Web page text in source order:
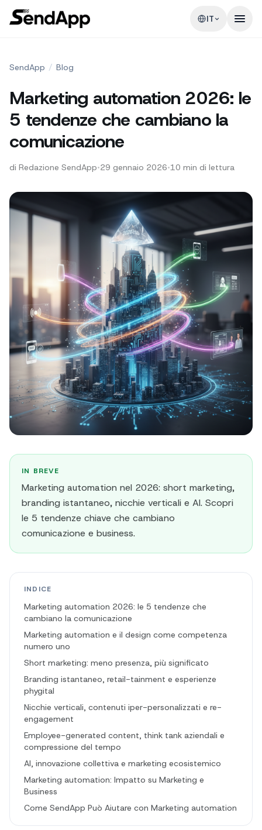
IT
SendApp / Blog
Marketing automation 2026: le
5 tendenze che cambiano la
comunicazione
di Redazione SendApp•29 gennaio 2026•10 min di lettura
IN BREVE
Marketing automation nel 2026: short marketing,
branding istantaneo, nicchie verticali e AI. Scopri
le 5 tendenze chiave che cambiano
comunicazione e business.
INDICE
Marketing automation 2026: le 5 tendenze che
cambiano la comunicazione
Marketing automation e il design come competenza
numero uno
Short marketing: meno presenza, più significato
Branding istantaneo, retail-tainment e esperienze
phygital
Nicchie verticali, contenuti iper-personalizzati e re-
engagement
Employee-generated content, think tank aziendali e
compressione del tempo
AI, innovazione collettiva e marketing ecosistemico
Marketing automation: Impatto su Marketing e
Business
Come SendApp Può Aiutare con Marketing automation